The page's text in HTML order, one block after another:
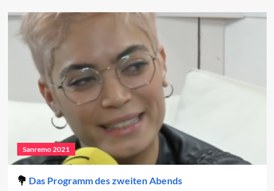
Rückblick
zweiten
Sanremo 2021
Das Programm des zweiten Abends